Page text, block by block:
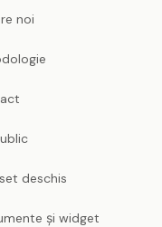
noi
deschis
și widget